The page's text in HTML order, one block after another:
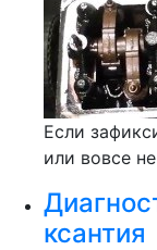
Если
или вовсе
ксантия